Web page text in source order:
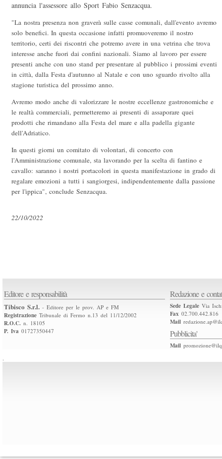
annuncia l'assessore allo Sport Fabio Senzacqua.
"La nostra presenza non graverà sulle casse comunali, dall'evento avremo
solo benefici. In questa occasione infatti promuoveremo il nostro
territorio, certi dei riscontri che potremo avere in una vetrina che trova
interesse anche fuori dai confini nazionali. Siamo al lavoro per essere
presenti anche con uno stand per presentare al pubblico i prossimi eventi
in città, dalla Festa d'autunno al Natale e con uno sguardo rivolto alla
stagione turistica del prossimo anno.
Avremo modo anche di valorizzare le nostre eccellenze gastronomiche e
le realtà commerciali, permetteremo ai presenti di assaporare quei
prodotti che rimandano alla Festa del mare e alla padella gigante
dell'Adriatico.
In questi giorni un comitato di volontari, di concerto con
l'Amministrazione comunale, sta lavorando per la scelta di fantino e
cavallo: saranno i nostri portacolori in questa manifestazione in grado di
regalare emozioni a tutti i sangiorgesi, indipendentemente dalla passione
per l'ippica", conclude Senzacqua.
22/10/2022
Editore e responsabilità
Tibisco S.r.l. - Editore per le prov. AP e FM
Registrazione Tribunale di Fermo n.13 del 11/12/2002
R.O.C. n. 18105
P. Iva 01727350447
Redazione e
Sede Legale Via
Fax 02.700.442.816
Mail
Pubblicita'
Mail
.